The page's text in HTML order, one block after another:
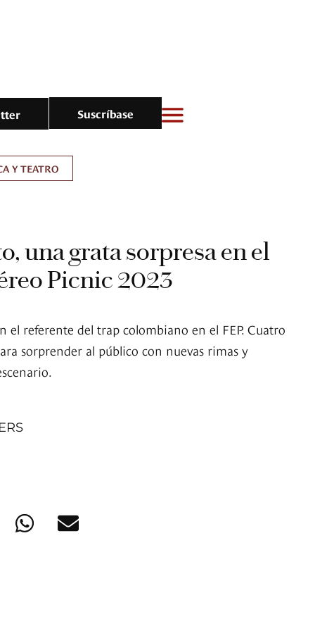
Suscríbase
Y TEATRO
una grata sorpresa en el
Picnic 2023
el referente del trap colombiano en el FEP. Cuatro
sorprender al público con nuevas rimas y